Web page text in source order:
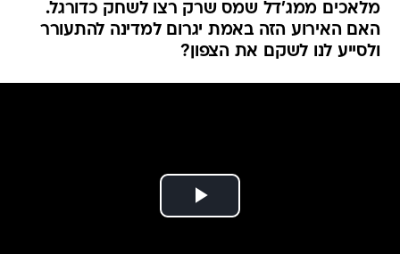
מלאכים ממג'דל שמס שרק רצו לשחק כדורגל.
האם האירוע הזה באמת יגרום למדינה להתעורר
ולסייע לנו לשקם את הצפון?